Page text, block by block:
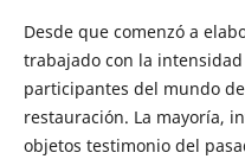
Desde que comenzó a
trabajado con la
participantes del mundo
restauración. La mayoría,
objetos testimonio del